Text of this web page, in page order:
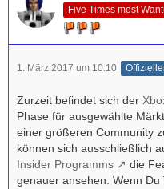
Five Times most
1. März 2017 um 10:10
Zurzeit befindet sich der
Phase für ausgewählte
einer größeren Community
können sich ausschließlich
Insider Programms
die
genauer ansehen. Wenn